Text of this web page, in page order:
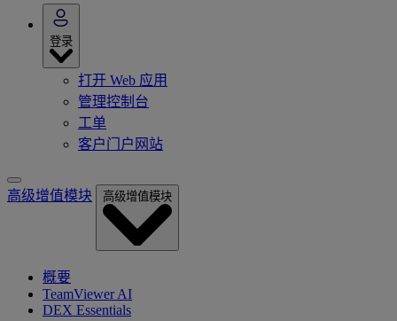
登录
打开 Web 应用
管理控制台
工单
客户门户网站
高级增值模块 高级增值模块
概要
TeamViewer AI
DEX Essentials